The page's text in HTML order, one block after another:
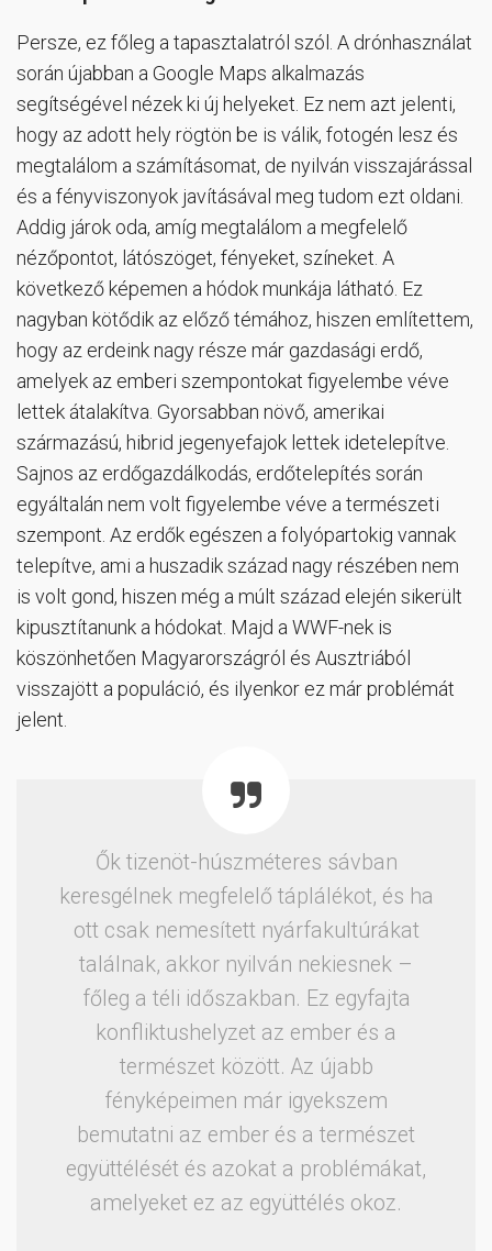
Persze, ez főleg a tapasztalatról szól. A drónhasználat
során újabban a Google Maps alkalmazás
segítségével nézek ki új helyeket. Ez nem azt jelenti,
hogy az adott hely rögtön be is válik, fotogén lesz és
megtalálom a számításomat, de nyilván visszajárással
és a fényviszonyok javításával meg tudom ezt oldani.
Addig járok oda, amíg megtalálom a megfelelő
nézőpontot, látószöget, fényeket, színeket. A
következő képemen a hódok munkája látható. Ez
nagyban kötődik az előző témához, hiszen említettem,
hogy az erdeink nagy része már gazdasági erdő,
amelyek az emberi szempontokat figyelembe véve
lettek átalakítva. Gyorsabban növő, amerikai
származású, hibrid jegenyefajok lettek idetelepítve.
Sajnos az erdőgazdálkodás, erdőtelepítés során
egyáltalán nem volt figyelembe véve a természeti
szempont. Az erdők egészen a folyópartokig vannak
telepítve, ami a huszadik század nagy részében nem
is volt gond, hiszen még a múlt század elején sikerült
kipusztítanunk a hódokat. Majd a WWF-nek is
köszönhetően Magyarországról és Ausztriából
visszajött a populáció, és ilyenkor ez már problémát
jelent.
Ők tizenöt-húszméteres sávban
keresgélnek megfelelő táplálékot, és ha
ott csak nemesített nyárfakultúrákat
találnak, akkor nyilván nekiesnek –
főleg a téli időszakban. Ez egyfajta
konfliktushelyzet az ember és a
természet között. Az újabb
fényképeimen már igyekszem
bemutatni az ember és a természet
együttélését és azokat a problémákat,
amelyeket ez az együttélés okoz.